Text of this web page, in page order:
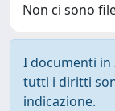
Non ci sono
I documenti in
tutti i diritti
indicazione.